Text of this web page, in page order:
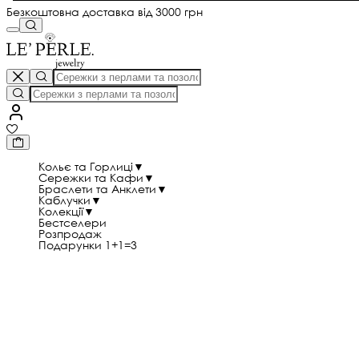
Безкоштовна доставка від 3000 грн
Кольє та Горлиці ▼
Сережки та Кафи ▼
Браслети та Анклети ▼
Каблучки ▼
Колекції▼
Бестселери
Розпродаж
Подарунки 1+1=3